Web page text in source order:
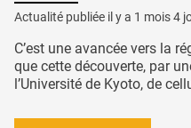
Actualité publiée il y a 1 mois 4
C’est une avancée vers la
que cette découverte, par
l’Université de Kyoto, de